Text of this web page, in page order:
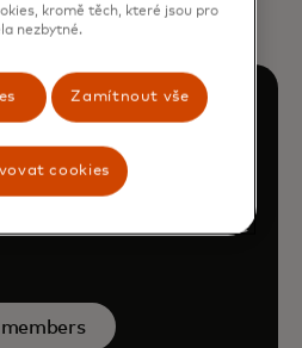
of the
Institute
kromě těch, které jsou pro
nezbytné.
Zamítnout vše
cookies